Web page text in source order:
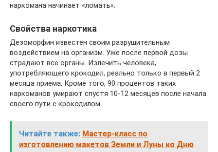
наркомана начинает «ломать».
Свойства наркотика
Дезоморфин известен своим разрушительным
воздействием на организм. Уже после первой дозы
страдают все органы. Излечить человека,
употребляющего крокодил, реально только в первый 2
месяца приема. Кроме того, 90 процентов таких
наркоманов умирают спустя 10-12 месяцев после начала
своего пути с крокодилом.
Читайте также: Мастер-класс по
изготовлению макетов Земли и Луны ко Дню